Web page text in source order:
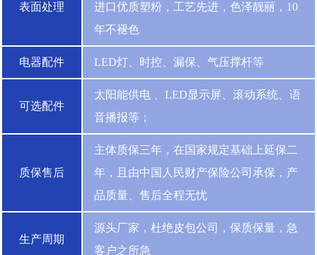
表面处理
进口优质塑粉，工艺先进，色泽靓丽，10
年不褪色
电器配件 LED灯、时控、漏保、气压撑杆等
可选配件
太阳能供电 、LED显示屏、滚动系统、语
音播报等；
质保售后
主体质保三年，在国家规定基础上延保二
年，且由中国人民财产保险公司承保，产
品质量、售后全程无忧
生产周期
源头厂家，杜绝皮包公司，保质保量，急
客户之所急